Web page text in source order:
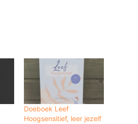
Doeboek Leef
Hoogsensitief, leer jezelf